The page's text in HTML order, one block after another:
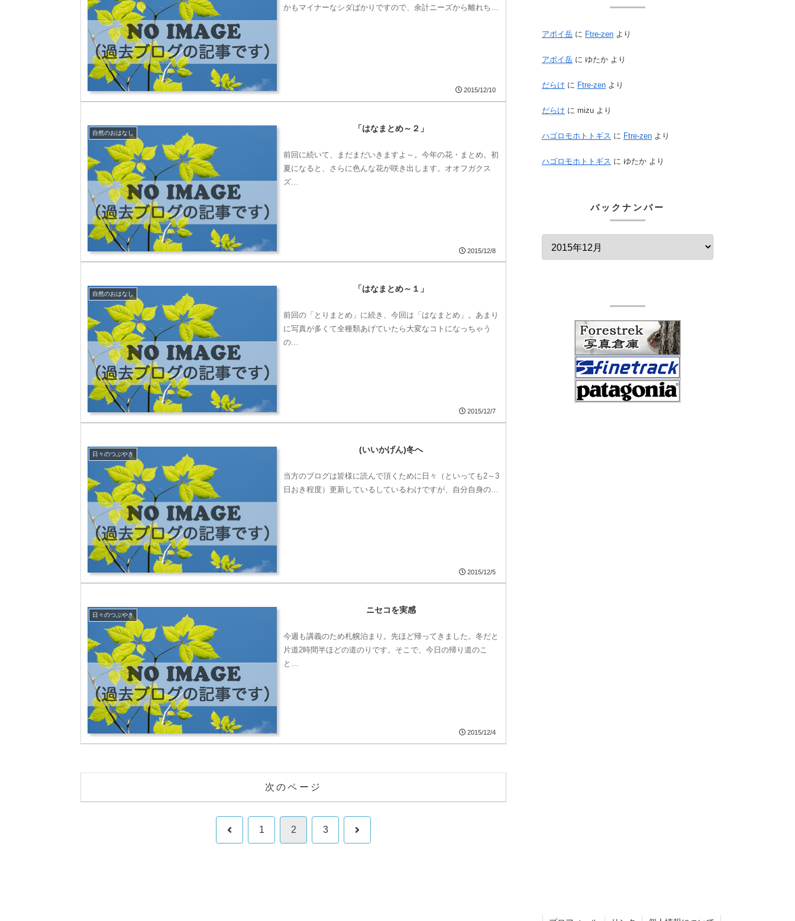
かもマイナーなシダばかりですので、余計ニーズから離れち…
2015/12/10
自然のおはなし 「はなまとめ～２」
前回に続いて、まだまだいきますよ～。今年の花・まとめ。初
夏になると、さらに色んな花が咲き出します。オオフガクス
ズ…
2015/12/8
自然のおはなし 「はなまとめ～１」
前回の「とりまとめ」に続き、今回は「はなまとめ」。あまり
に写真が多くて全種類あげていたら大変なコトになっちゃう
の…
2015/12/7
日々のつぶやき (いいかげん)冬へ
当方のブログは皆様に読んで頂くために日々（といっても2～3
日おき程度）更新しているしているわけですが、自分自身の…
2015/12/5
日々のつぶやき ニセコを実感
今週も講義のため札幌泊まり。先ほど帰ってきました。冬だと
片道2時間半ほどの道のりです。そこで、今日の帰り道のこ
と…
2015/12/4
次のページ
前 1 2 3 次
アポイ岳 に Ftre-zen より
アポイ岳 に ゆたか より
だらけ に Ftre-zen より
だらけ に mizu より
ハゴロモホトトギス に Ftre-zen より
ハゴロモホトトギス に ゆたか より
バックナンバー